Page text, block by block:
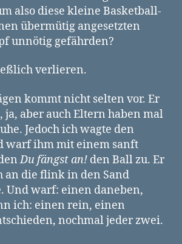
also diese kleine Basketball-
übermütig angesetzten
unnötig gefährden?
verlieren.
kommt nicht selten vor. Er
ja, aber auch Eltern haben mal
Jedoch ich wagte den
warf ihm mit einem sanft
Du fängst an! den Ball zu. Er
an die flink in den Sand
Und warf: einen daneben,
ich: einen rein, einen
nochmal jeder zwei.